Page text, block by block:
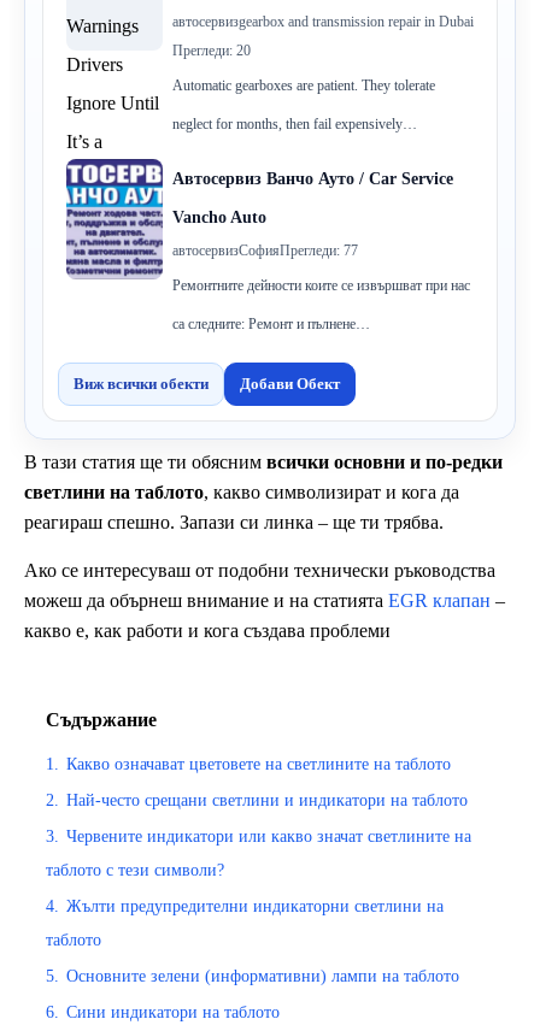
автосервизgearbox and transmission repair in Dubai
Прегледи: 20
Automatic gearboxes are patient. They tolerate
neglect for months, then fail expensively…
Автосервиз Ванчо Ауто / Car Service
Vancho Auto
автосервизСофияПрегледи: 77
Ремонтните дейности коите се извършват при нас
са следните: Ремонт и пълнене…
Виж всички обекти Добави Обект
В тази статия ще ти обясним всички основни и по-редки
светлини на таблото, какво символизират и кога да
реагираш спешно. Запази си линка – ще ти трябва.
Ако се интересуваш от подобни технически ръководства
можеш да обърнеш внимание и на статията EGR клапан –
какво е, как работи и кога създава проблеми
Съдържание
1.
Какво означават цветовете на светлините на таблото
2.
Най-често срещани светлини и индикатори на таблото
3.
Червените индикатори или какво значат светлините на
таблото с тези символи?
4.
Жълти предупредителни индикаторни светлини на
таблото
5.
Основните зелени (информативни) лампи на таблото
6.
Сини индикатори на таблото